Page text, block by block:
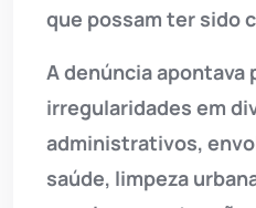
que possam ter sido
A denúncia apontava
irregularidades em
administrativos,
saúde, limpeza